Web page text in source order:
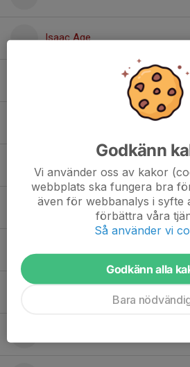
Isaac Age
Johan Dahlberg
Godkänn
Vi använder oss av kakor
webbplats ska fungera bra
även för webbanalys i syfte
förbättra våra
Så använder vi
Godkänn alla
Bara